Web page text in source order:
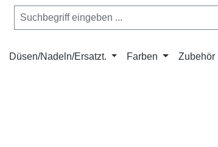
Düsen/Nadeln/Ersatzt. Farben Zubehör